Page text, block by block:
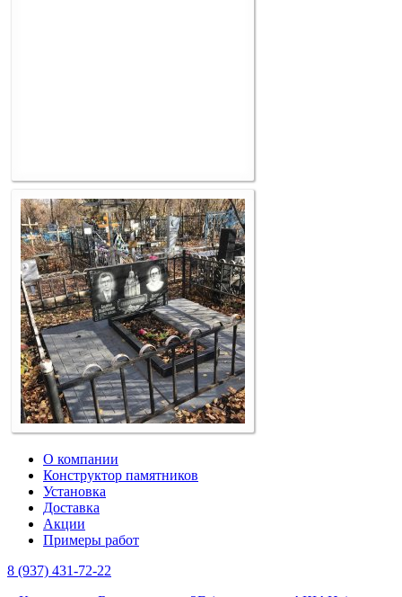
О компании
Конструктор памятников
Установка
Доставка
Акции
Примеры работ
8 (937) 431-72-22